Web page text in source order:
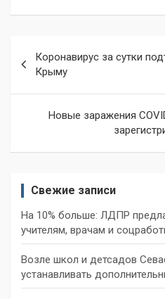
по
записям
Коронавирус за сутки
Крыму
Новые заражения
Свежие записи
На 10% больше: ЛДПР
учителям, врачам и
Возле школ и детсадов
устанавливать